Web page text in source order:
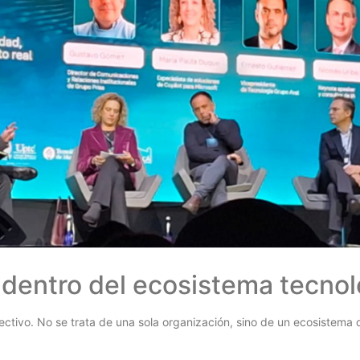
del ecosistema
No se trata de una sola organización, sino de un